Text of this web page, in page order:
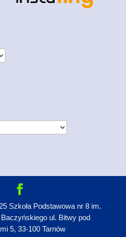
Szkoła Podstawowa nr 8 im.
ul. Bitwy pod
5, 33-100 Tarnów